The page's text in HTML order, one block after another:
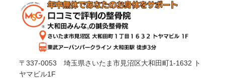
〒337-0053 埼玉県さいたま市見沼区大和田町1-1632 ト
ヤマビル1F